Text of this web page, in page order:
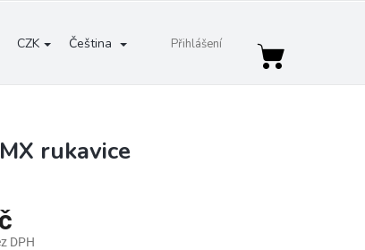
CZK Čeština Přihlášení
Nákupní
rukavice
DPH